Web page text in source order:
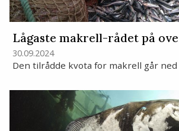
Lågaste makrell-rådet på
30.09.2024
Den tilrådde kvota for makrell går